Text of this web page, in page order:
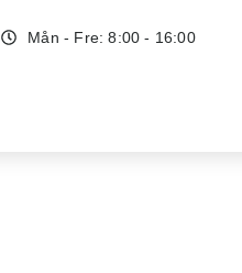
Mån - Fre: 8:00 - 16:00